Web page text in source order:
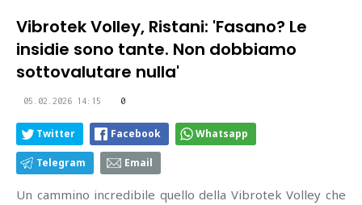
Vibrotek Volley, Ristani: 'Fasano? Le
insidie sono tante. Non dobbiamo
sottovalutare nulla'
05.02.2026 14:15 0
Twitter Facebook Whatsapp
Telegram Email
Un cammino incredibile quello della Vibrotek Volley che